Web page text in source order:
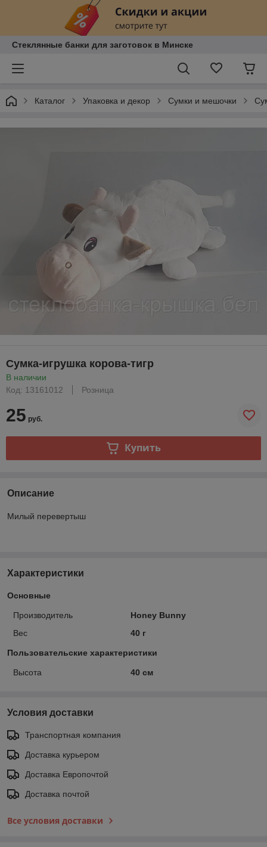
Стеклянные банки для заготовок в Минске
Каталог Упаковка и декор Сумки и мешочки
Сумка-игрушка корова-тигр
В наличии
Код: 13161012
Розница
25 руб.
Купить
Описание
Милый перевертыш
Характеристики
Основные
Производитель
Honey Bunny
Вес
40 г
Пользовательские характеристики
Высота 40 см
Условия доставки
Транспортная компания
Доставка курьером
Доставка Европочтой
Доставка почтой
Все условия доставки